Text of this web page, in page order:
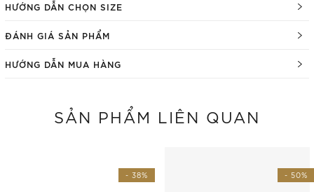
HƯỚNG DẪN CHỌN SIZE
ĐÁNH GIÁ SẢN PHẨM
HƯỚNG DẪN MUA HÀNG
SẢN PHẨM LIÊN QUAN
- 38% - 50%